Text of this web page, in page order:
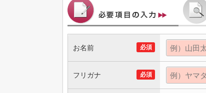
必須
お名前
必須
フリガナ